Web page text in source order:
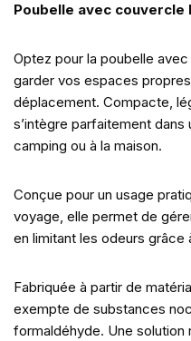
Poubelle avec couvercle
Optez pour la poubelle
garder vos espaces
déplacement. Compacte,
s’intègre parfaitement
camping ou à la maison.
Conçue pour un usage
voyage, elle permet de
en limitant les odeurs grâce
Fabriquée à partir de
exempte de substances
formaldéhyde. Une solution